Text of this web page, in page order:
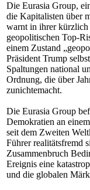
Die Eurasia Group,
die Kapitalisten über
warnt in ihrer
geopolitischen Top-
einem Zustand
Präsident Trump
Spaltungen national
Ordnung, die über
zunichtemacht.
Die Eurasia Group
Demokratien an
seit dem Zweiten
Führer realitätsfremd
Zusammenbruch
Ereignis eine
und die globalen